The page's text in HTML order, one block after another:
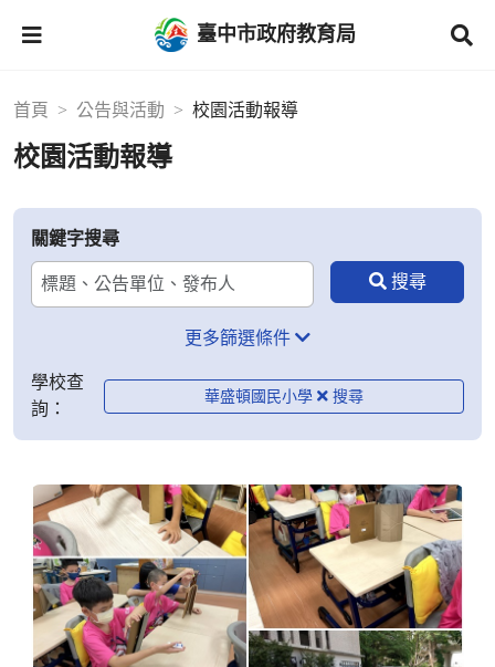
臺中市政府教育局
首頁 公告與活動 校園活動報導
校園活動報導
關鍵字搜尋
更多篩選條件
學校查
詢：
華盛頓國民小學